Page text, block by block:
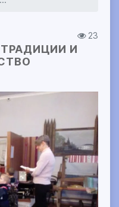
23
И